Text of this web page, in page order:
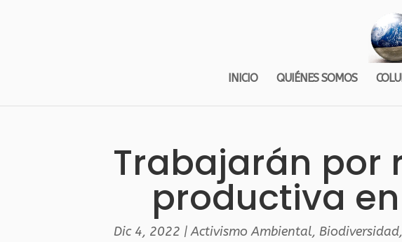
INICIO QUIÉNES SOMOS
Trabajarán por
productiva
Dic 4, 2022 |Activismo Ambiental, Biodiversidad,